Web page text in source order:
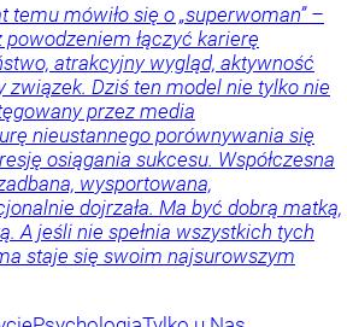
mówiło się o „superwoman” –
powodzeniem łączyć karierę
atrakcyjny wygląd, aktywność
związek. Dziś ten model nie tylko nie
przez media
nieustannego porównywania się
osiągania sukcesu. Współczesna
wysportowana,
dojrzała. Ma być dobrą matką,
A jeśli nie spełnia wszystkich tych
staje się swoim najsurowszym